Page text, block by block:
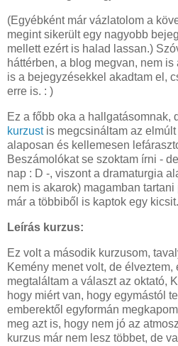
(Egyébként már vázlatolom a
megint sikerült egy nagyobb
mellett ezért is halad lassan.)
háttérben, a blog megvan, nem
is a bejegyzésekkel akadtam el,
erre is. : )
Ez a főbb oka a hallgatásomnak,
kurzustis megcsináltam az
alaposan és kellemesen
Beszámolókat se szoktam írni -
nap : D -, viszont a dramaturgia
nem is akarok) magamban
már a többiből is kaptok egy kicsit.
Leírás kurzus:
Ez volt a második kurzusom,
Kemény menet volt, de
megtaláltam a választ az oktató,
hogy miért van, hogy egymástól
emberektől egyformán
meg azt is, hogy nem jó az
kurzus már nem lesz többet, de